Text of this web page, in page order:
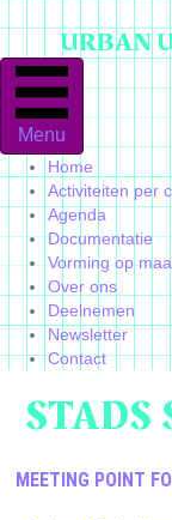
URBAN
Menu
Home
Activiteiten per
Agenda
Documentatie
Vorming op
Over ons
Deelnemen
Newsletter
Contact
STADS
MEETING POINT